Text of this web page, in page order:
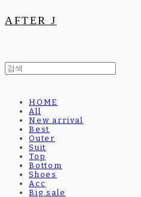
AFTER J
HOME
All
New arrival
Best
Outer
Suit
Top
Bottom
Shoes
Acc
Big sale